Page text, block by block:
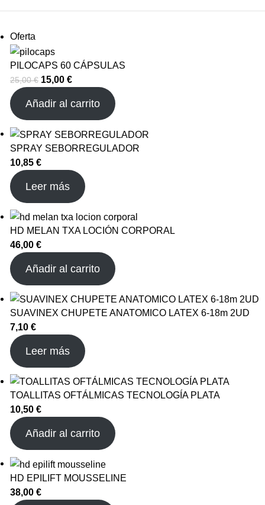
Oferta
en
oferta
PILOCAPS 60 CÁPSULAS
25,00€ El
original
era:
25,00 €.
15,00 €El
actual
es:
15,00 €.
Añadir al carrito
SPRAY SEBORREGULADOR
10,85 €
Leer más
HD MELAN TXA LOCIÓN CORPORAL
46,00 €
Añadir al carrito
SUAVINEX CHUPETE ANATOMICO LATEX 6-18m 2UD
7,10 €
Leer más
TOALLITAS OFTÁLMICAS TECNOLOGÍA PLATA
10,50 €
Añadir al carrito
HD EPILIFT MOUSSELINE
38,00 €